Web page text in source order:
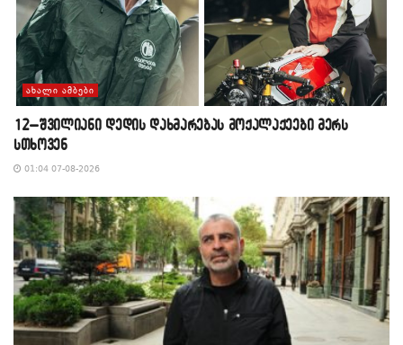
ᲐᲮᲐᲚᲘ ᲐᲛᲑᲔᲑᲘ
12–შვილიანი დედის დახმარებას მოქალაქეები მერს
სთხოვენ
01:04 07-08-2026